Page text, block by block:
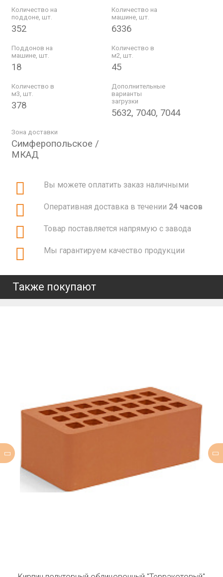
Количество на
поддоне, шт.
352
Количество на
машине, шт.
6336
Поддонов на
машине, шт.
18
Количество в
м2, шт.
45
Количество в
м3, шт.
378
Дополнительные
варианты
загрузки
5632, 7040, 7044
Зона доставки
Симферопольское /
МКАД
Вы можете оплатить заказ наличными
Оперативная доставка в течении 24 часов
Товар поставляется напрямую с завода
Мы гарантируем качество продукции
Также покупают